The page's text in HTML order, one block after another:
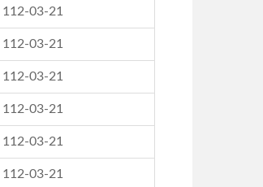
112-03-21
112-03-21
112-03-21
112-03-21
112-03-21
112-03-21